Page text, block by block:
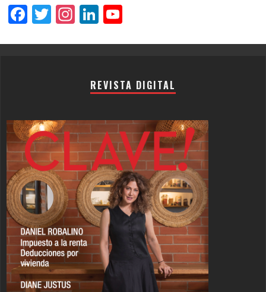
Facebook
Twitter
Instagram
LinkedIn
REVISTA DIGITAL